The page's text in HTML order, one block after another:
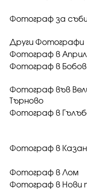
Фотограф за
Други Фотографи
Фотограф в
Фотограф в Бобов
Фотограф във
Търново
Фотограф в
Фотограф в
Фотограф в Лом
Фотограф в Нови